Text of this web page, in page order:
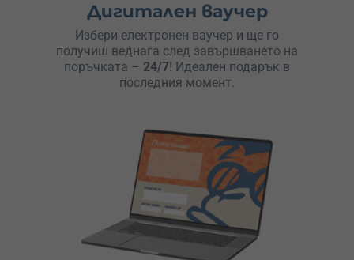
Дигитален ваучер
Избери електронен ваучер и ще го
получиш веднага след завършването на
поръчката – 24/7! Идеален подарък в
последния момент.